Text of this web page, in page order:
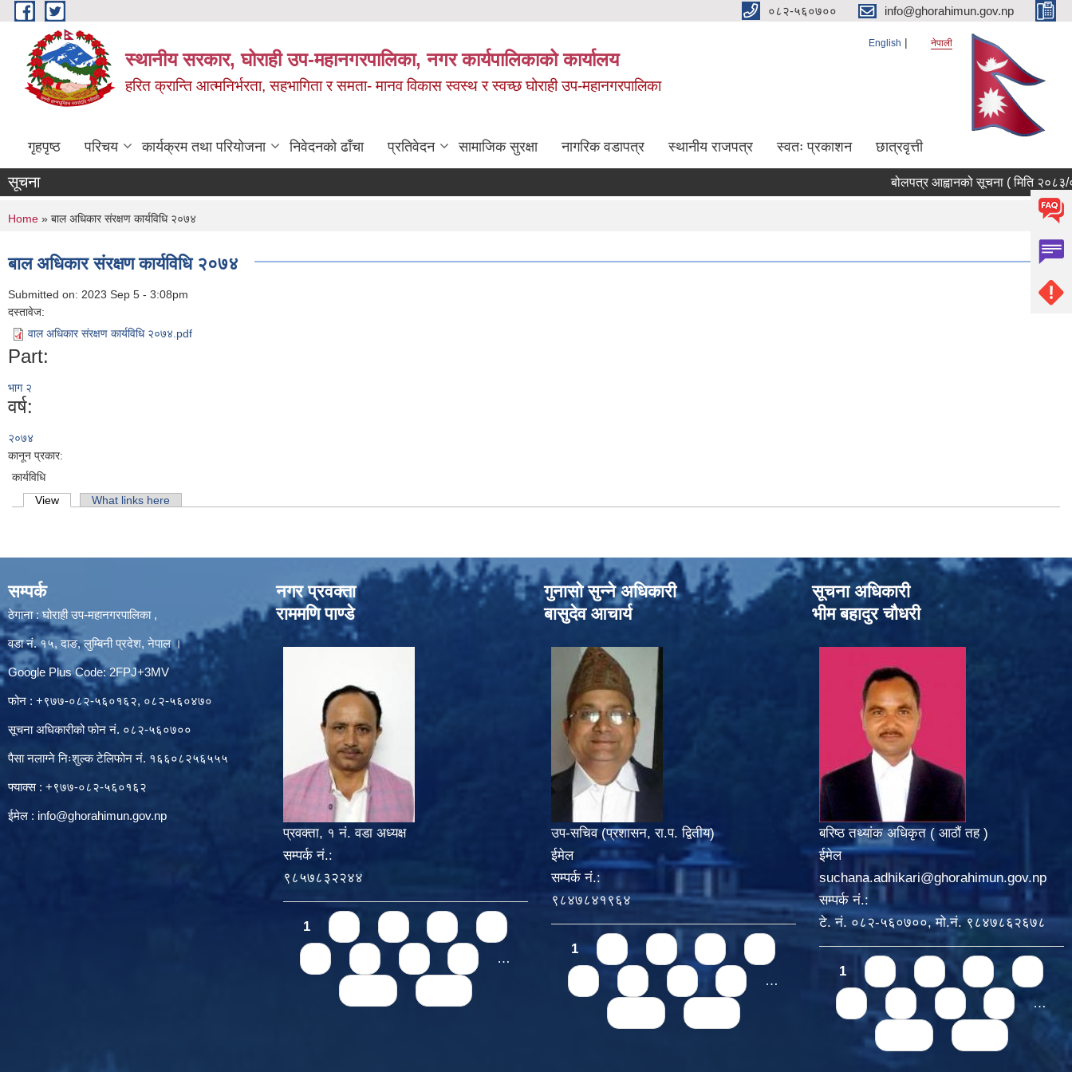
Skip to main content ०८२-५६०७०० info@ghorahimun.gov.np
स्थानीय सरकार, घोराही उप-महानगरपालिका, नगर कार्यपालिकाको कार्यालय
हरित क्रान्ति आत्मनिर्भरता, सहभागिता र समता- मानव विकास स्वस्थ र स्वच्छ घोराही उप-महानगरपालिका
English नेपाली
गृहपृष्ठ परिचय कार्यक्रम तथा परियोजना निवेदनको ढाँचा प्रतिवेदन सामाजिक सुरक्षा नागरिक वडापत्र स्थानीय राजपत्र स्वतः प्रकाशन छात्रवृत्ती
सूचना बोलपत्र आह्वानको सूचना ( मिति २०८३/
You are here
Home » बाल अधिकार संरक्षण कार्यविधि २०७४
बाल अधिकार संरक्षण कार्यविधि २०७४
Submitted on: 2023 Sep 5 - 3:08pm
दस्तावेज:
वाल अधिकार संरक्षण कार्यविधि २०७४.pdf
Part:
भाग २
वर्ष:
२०७४
कानून प्रकार:
कार्यविधि
Primary tabs
View (active tab)What links here
सम्पर्क
ठेगाना : घोराही उप-महानगरपालिका ,
वडा नं. १५, दाङ, लुम्बिनी प्रदेश, नेपाल ।
Google Plus Code: 2FPJ+3MV
फोन : +९७७-०८२-५६०१६२, ०८२-५६०४७०
सूचना अधिकारीको फोन नं. ०८२-५६०७००
पैसा नलाग्ने निःशुल्क टेलिफोन नं. १६६०८२५६५५५
फ्याक्स : +९७७-०८२-५६०१६२
ईमेल : info@ghorahimun.gov.np
नगर प्रवक्ता
राममणि पाण्डे
प्रवक्ता, १ नं. वडा अध्यक्ष
सम्पर्क नं.:
९८५७८३२२४४
Pages
1
…
गुनासो सुन्‍ने अधिकारी
बासुदेव आचार्य
उप-सचिव (प्रशासन, रा.प. द्वितीय)
ईमेल
सम्पर्क नं.:
९८४७८४१९६४
Pages
1
…
सूचना अधिकारी
भीम बहादुर चौधरी
बरिष्ठ तथ्यांक अधिकृत ( आठौं तह )
ईमेल
suchana.adhikari@ghorahimun.gov.np
सम्पर्क नं.:
टे. नं. ०८२-५६०७००, मो.नं. ९८४७८६२६७८
Pages
1
…